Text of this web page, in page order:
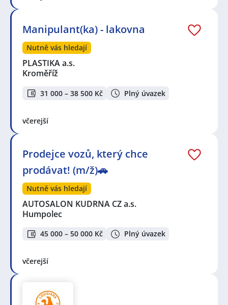
Manipulant(ka) - lakovna
Nutně vás hledají
PLASTIKA a.s.
Kroměříž
31 000 – 38 500 Kč Plný úvazek
včerejší
Prodejce vozů, který chce
prodávat! (m/ž)🚗
Nutně vás hledají
AUTOSALON KUDRNA CZ a.s.
Humpolec
45 000 – 50 000 Kč Plný úvazek
včerejší